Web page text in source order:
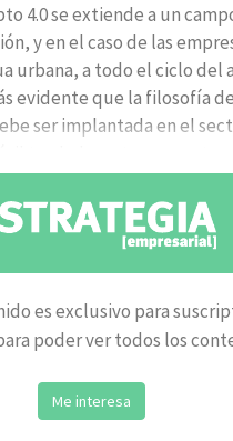
4.0 se extiende a un
y en el caso de las
urbana, a todo el ciclo del
evidente que la filosofía
ser implantada en el
es exclusivo para
poder ver todos los
Me interesa